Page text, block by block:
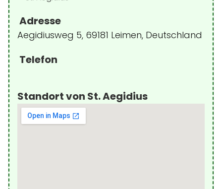
Adresse
Aegidiusweg 5, 69181 Leimen, Deutschland
Telefon
Standort von St. Aegidius